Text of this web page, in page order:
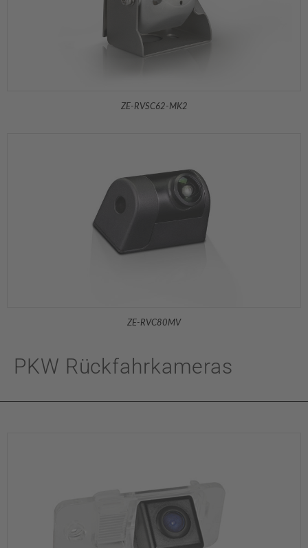
ZE-RVSC62-MK2
ZE-RVC80MV
PKW Rückfahrkameras